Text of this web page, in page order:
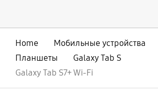
Home
Мобильные устройства
Планшеты
Galaxy Tab S
Galaxy Tab S7+ Wi-Fi